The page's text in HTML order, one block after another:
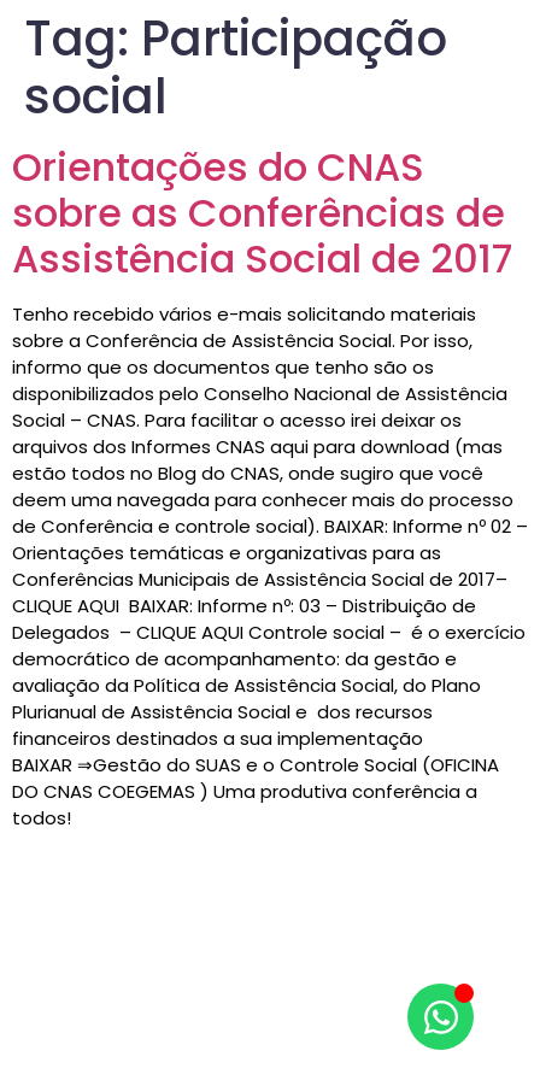
Tag: Participação
social
Orientações do CNAS
sobre as Conferências de
Assistência Social de 2017
Tenho recebido vários e-mais solicitando materiais
sobre a Conferência de Assistência Social. Por isso,
informo que os documentos que tenho são os
disponibilizados pelo Conselho Nacional de Assistência
Social – CNAS. Para facilitar o acesso irei deixar os
arquivos dos Informes CNAS aqui para download (mas
estão todos no Blog do CNAS, onde sugiro que você
deem uma navegada para conhecer mais do processo
de Conferência e controle social). BAIXAR: Informe nº 02 –
Orientações temáticas e organizativas para as
Conferências Municipais de Assistência Social de 2017–
CLIQUE AQUI BAIXAR: Informe nº: 03 – Distribuição de
Delegados – CLIQUE AQUI Controle social – é o exercício
democrático de acompanhamento: da gestão e
avaliação da Política de Assistência Social, do Plano
Plurianual de Assistência Social e dos recursos
financeiros destinados a sua implementação
BAIXAR ⇒Gestão do SUAS e o Controle Social (OFICINA
DO CNAS COEGEMAS ) Uma produtiva conferência a
todos!